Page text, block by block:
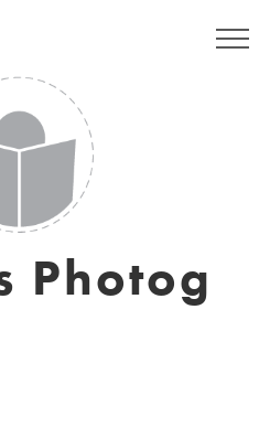
Photog